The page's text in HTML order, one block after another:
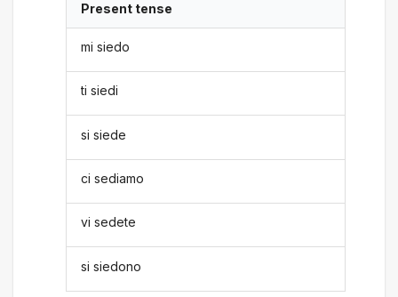
Present tense
mi siedo
ti siedi
si siede
ci sediamo
vi sedete
si siedono